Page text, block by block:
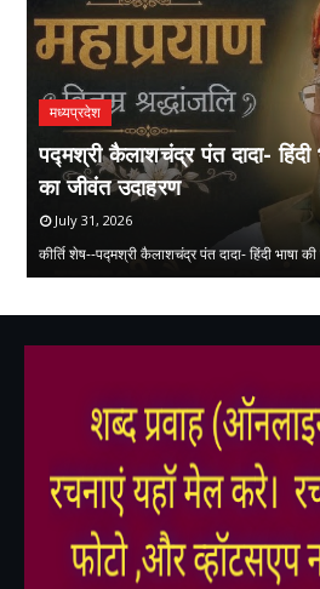
मध्यप्रदेश
पद्मश्री कैलाशचंद्र पंत दादा- हिंदी
का जीवंत उदाहरण
July 31, 2026
कीर्ति शेष--पद्मश्री कैलाशचंद्र पंत दादा- हिंदी भाषा